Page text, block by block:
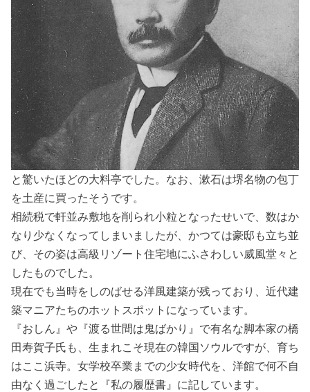
と驚いたほどの大料亭でした。なお、漱石は堺名物の包丁
を土産に買ったそうです。
相続税で軒並み敷地を削られ小粒となったせいで、数はか
なり少なくなってしまいましたが、かつては豪邸も立ち並
び、その姿は高級リゾート住宅地にふさわしい威風堂々と
したものでした。
現在でも当時をしのばせる洋風建築が残っており、近代建
築マニアたちのホットスポットになっています。
『おしん』や『渡る世間は鬼ばかり』で有名な脚本家の橋
田寿賀子氏も、生まれこそ現在の韓国ソウルですが、育ち
はここ浜寺。女学校卒業までの少女時代を、洋館で何不自
由なく過ごしたと『私の履歴書』に記しています。